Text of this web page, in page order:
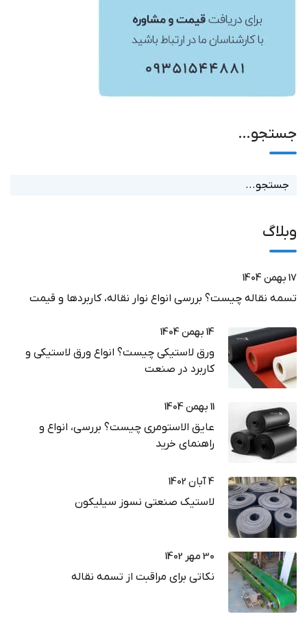
جستجو…
وبلاگ
17 بهمن 1404
تسمه نقاله چیست؟ بررسی انواع نوار نقاله، کاربردها و قیمت
14 بهمن 1404
ورق لاستیکی چیست؟ انواع ورق لاستیکی و
کاربرد در صنعت
11 بهمن 1404
عایق الاستومری چیست؟ بررسی، انواع و
راهنمای خرید
4 آبان 1402
لاستیک صنعتی نسوز سیلیکون
30 مهر 1402
نکاتی برای مراقبت از تسمه نقاله